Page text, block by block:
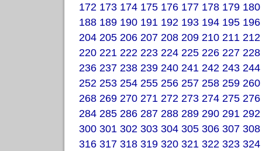
172 173 174 175 176 177 178 179 180
188 189 190 191 192 193 194 195 196
204 205 206 207 208 209 210 211 212
220 221 222 223 224 225 226 227 228
236 237 238 239 240 241 242 243 244
252 253 254 255 256 257 258 259 260
268 269 270 271 272 273 274 275 276
284 285 286 287 288 289 290 291 292
300 301 302 303 304 305 306 307 308
316 317 318 319 320 321 322 323 324